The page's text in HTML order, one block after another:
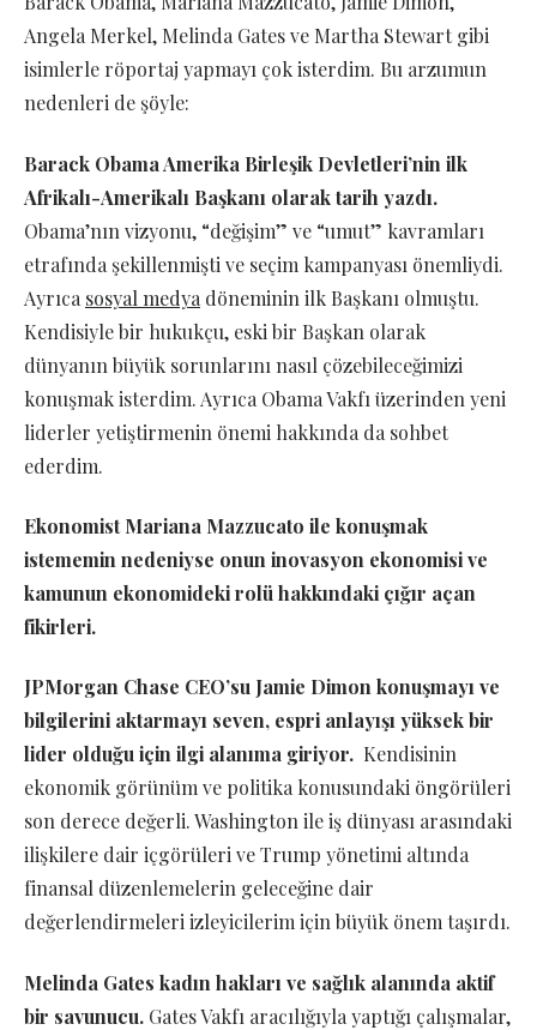
Angela Merkel, Melinda Gates ve Martha Stewart gibi
isimlerle röportaj yapmayı çok isterdim. Bu arzumun
nedenleri de şöyle:
Barack Obama Amerika Birleşik Devletleri’nin ilk
Afrikalı-Amerikalı Başkanı olarak tarih yazdı.
Obama’nın vizyonu, “değişim” ve “umut” kavramları
etrafında şekillenmişti ve seçim kampanyası önemliydi.
Ayrıca sosyal medya döneminin ilk Başkanı olmuştu.
Kendisiyle bir hukukçu, eski bir Başkan olarak
dünyanın büyük sorunlarını nasıl çözebileceğimizi
konuşmak isterdim. Ayrıca Obama Vakfı üzerinden yeni
liderler yetiştirmenin önemi hakkında da sohbet
ederdim.
Ekonomist Mariana Mazzucato ile konuşmak
istememin nedeniyse onun inovasyon ekonomisi ve
kamunun ekonomideki rolü hakkındaki çığır açan
fikirleri.
JPMorgan Chase CEO’su Jamie Dimon konuşmayı ve
bilgilerini aktarmayı seven, espri anlayışı yüksek bir
lider olduğu için ilgi alanıma giriyor. Kendisinin
ekonomik görünüm ve politika konusundaki öngörüleri
son derece değerli. Washington ile iş dünyası arasındaki
ilişkilere dair içgörüleri ve Trump yönetimi altında
finansal düzenlemelerin geleceğine dair
değerlendirmeleri izleyicilerim için büyük önem taşırdı.
Melinda Gates kadın hakları ve sağlık alanında aktif
bir savunucu. Gates Vakfı aracılığıyla yaptığı çalışmalar,